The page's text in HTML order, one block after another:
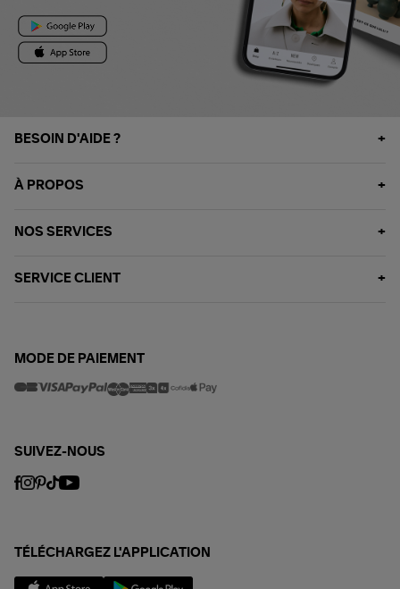
BESOIN D'AIDE ?
À PROPOS
NOS SERVICES
SERVICE CLIENT
MODE DE PAIEMENT
SUIVEZ-NOUS
TÉLÉCHARGEZ L'APPLICATION